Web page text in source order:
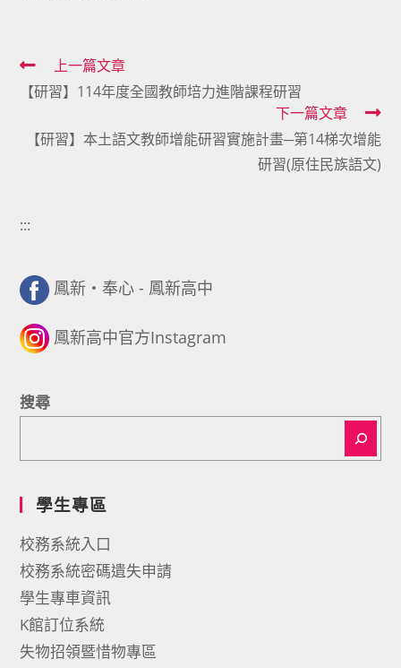
Read
more
上一篇文章
【研習】114年度全國教師培力進階課程研習
下一篇文章
【研習】本土語文教師增能研習實施計畫─第14梯次增能
研習(原住民族語文)
:::
鳳新・奉心 - 鳳新高中
鳳新高中官方Instagram
搜尋
學生專區
校務系統入口
校務系統密碼遺失申請
學生專車資訊
K館訂位系統
失物招領暨惜物專區